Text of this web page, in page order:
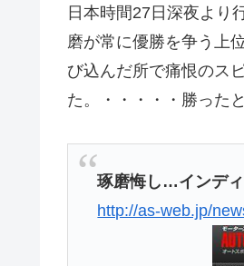
日本時間27日深夜より
磨が常に優勝を争う上
び込んだ所で痛恨のス
た。・・・・・勝った
琢磨悔し…インデ
http://as-web.jp/